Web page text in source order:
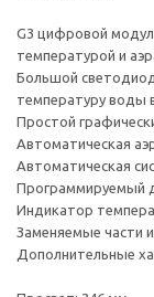
G3 цифровой
температурой и
Большой
температуру воды
Простой
Автоматическая
Автоматическая
Программируемый
Индикатор
Заменяемые части
Дополнительные